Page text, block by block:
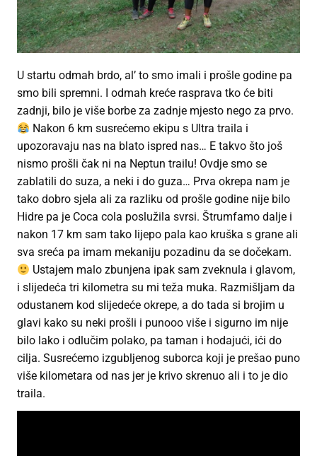
U startu odmah brdo, al’ to smo imali i prošle godine pa
smo bili spremni. I odmah kreće rasprava tko će biti
zadnji, bilo je više borbe za zadnje mjesto nego za prvo.
Nakon 6 km susrećemo ekipu s Ultra traila i
upozoravaju nas na blato ispred nas… E takvo što još
nismo prošli čak ni na Neptun trailu! Ovdje smo se
zablatili do suza, a neki i do guza… Prva okrepa nam je
tako dobro sjela ali za razliku od prošle godine nije bilo
Hidre pa je Coca cola poslužila svrsi. Štrumfamo dalje i
nakon 17 km sam tako lijepo pala kao kruška s grane ali
sva sreća pa imam mekaniju pozadinu da se dočekam.
Ustajem malo zbunjena ipak sam zveknula i glavom,
i slijedeća tri kilometra su mi teža muka. Razmišljam da
odustanem kod slijedeće okrepe, a do tada si brojim u
glavi kako su neki prošli i punooo više i sigurno im nije
bilo lako i odlučim polako, pa taman i hodajući, ići do
cilja. Susrećemo izgubljenog suborca koji je prešao puno
više kilometara od nas jer je krivo skrenuo ali i to je dio
traila.